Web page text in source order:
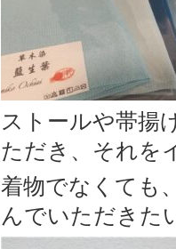
ストールや帯揚
ただき、それを
着物でなくても
んでいただきた